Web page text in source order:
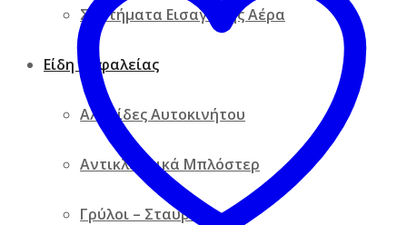
Συστήματα Εισαγωγής Αέρα
Είδη ασφαλείας
Αλυσίδες Αυτοκινήτου
Αντικλεπτικά Μπλόστερ
Γρύλοι – Σταυροί